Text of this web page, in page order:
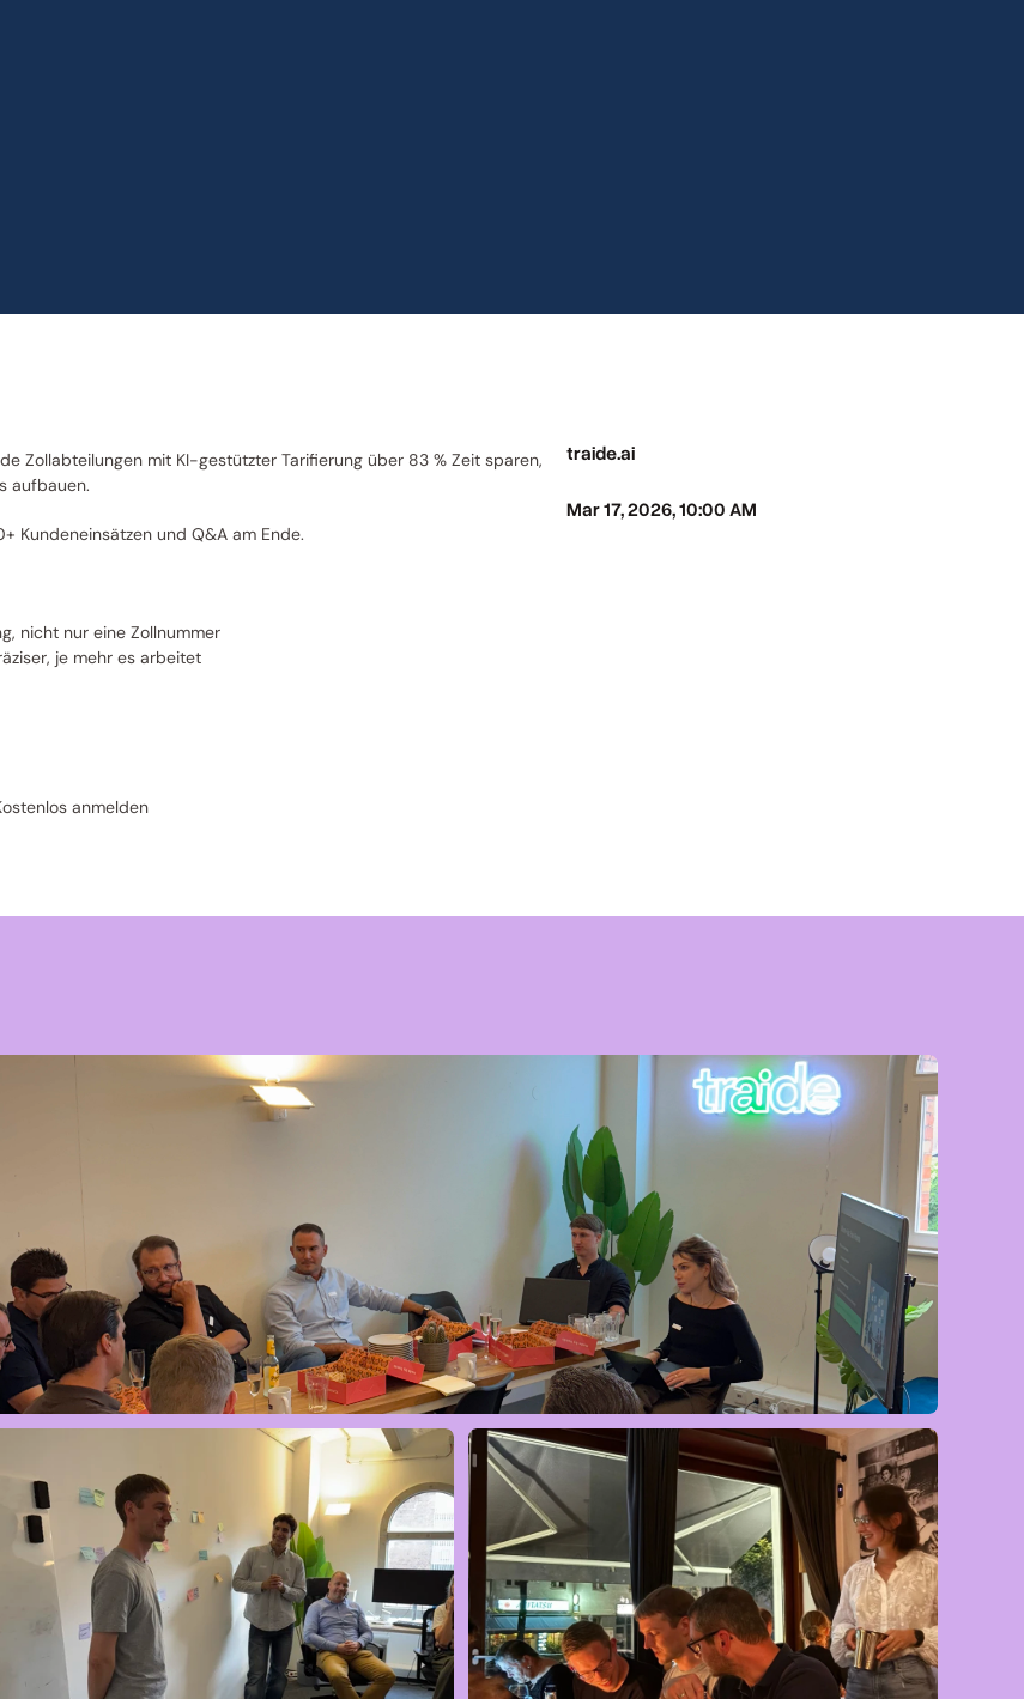
Zollabteilungen mit KI-gestützter Tarifierung über 83 % Zeit sparen,
aufbauen.
Kundeneinsätzen und Q&A am Ende.
nicht nur eine Zollnummer
je mehr es arbeitet
anmelden
traide.ai
Mar 17, 2026, 10:00 AM